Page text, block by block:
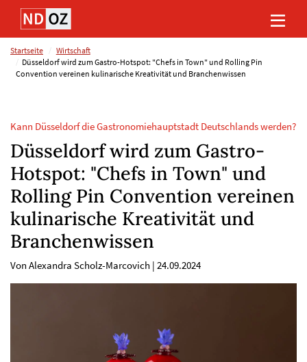
Direkt
Inhalt
(Eingabetaste)
Direkt
Hauptmenu
(Eingabetaste)
Direkt
Suche
(Eingabetaste)
Direkt
Footer
(Eingabetaste)
Startseite
Wirtschaft
Düsseldorf wird zum Gastro-Hotspot: "Chefs in Town" und Rolling Pin
Convention vereinen kulinarische Kreativität und Branchenwissen
Kann Düsseldorf die Gastronomiehauptstadt Deutschlands werden?
Düsseldorf wird zum Gastro-
Hotspot: "Chefs in Town" und
Rolling Pin Convention vereinen
kulinarische Kreativität und
Branchenwissen
Von Alexandra Scholz-Marcovich | 24.09.2024